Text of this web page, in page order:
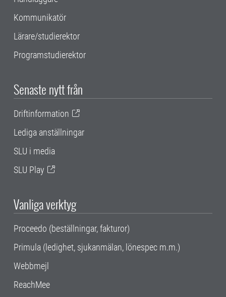
Kommunikatör
Lärare/studierektor
Programstudierektor
Senaste nytt från
Driftinformation
Lediga anställningar
SLU i media
SLU Play
Vanliga verktyg
Proceedo (beställningar, fakturor)
Primula (ledighet, sjukanmälan, lönespec m.m.)
Webbmejl
ReachMee